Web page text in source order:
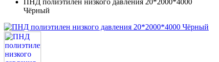
ПНД полиэтилен низкого давления 20*2000*4000
Чёрный